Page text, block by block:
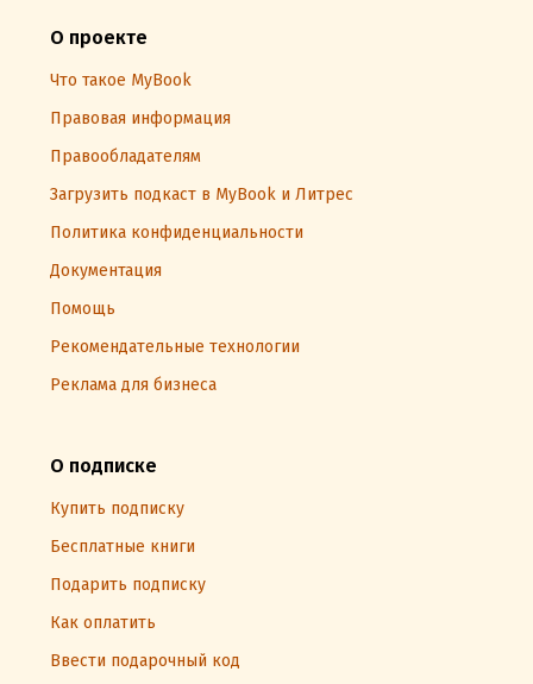
О проекте
Что такое MyBook
Правовая информация
Правообладателям
Загрузить подкаст в MyBook и Литрес
Политика конфиденциальности
Документация
Помощь
Рекомендательные технологии
Реклама для бизнеса
О подписке
Купить подписку
Бесплатные книги
Подарить подписку
Как оплатить
Ввести подарочный код